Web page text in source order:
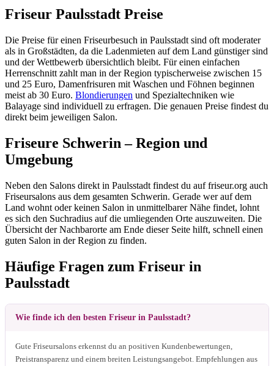
Friseur Paulsstadt Preise
Die Preise für einen Friseurbesuch in Paulsstadt sind oft moderater
als in Großstädten, da die Ladenmieten auf dem Land günstiger sind
und der Wettbewerb übersichtlich bleibt. Für einen einfachen
Herrenschnitt zahlt man in der Region typischerweise zwischen 15
und 25 Euro, Damenfrisuren mit Waschen und Föhnen beginnen
meist ab 30 Euro. Blondierungen und Spezialtechniken wie
Balayage sind individuell zu erfragen. Die genauen Preise findest du
direkt beim jeweiligen Salon.
Friseure Schwerin – Region und
Umgebung
Neben den Salons direkt in Paulsstadt findest du auf friseur.org auch
Friseursalons aus dem gesamten Schwerin. Gerade wer auf dem
Land wohnt oder keinen Salon in unmittelbarer Nähe findet, lohnt
es sich den Suchradius auf die umliegenden Orte auszuweiten. Die
Übersicht der Nachbarorte am Ende dieser Seite hilft, schnell einen
guten Salon in der Region zu finden.
Häufige Fragen zum Friseur in
Paulsstadt
Wie finde ich den besten Friseur in Paulsstadt?
Gute Friseursalons erkennst du an positiven Kundenbewertungen,
Preistransparenz und einem breiten Leistungsangebot. Empfehlungen aus